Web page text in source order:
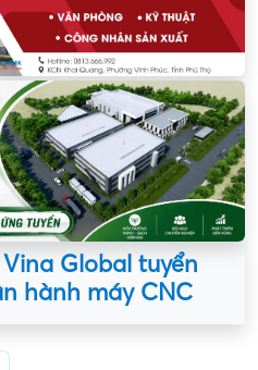
Global tuyển
hành máy CNC